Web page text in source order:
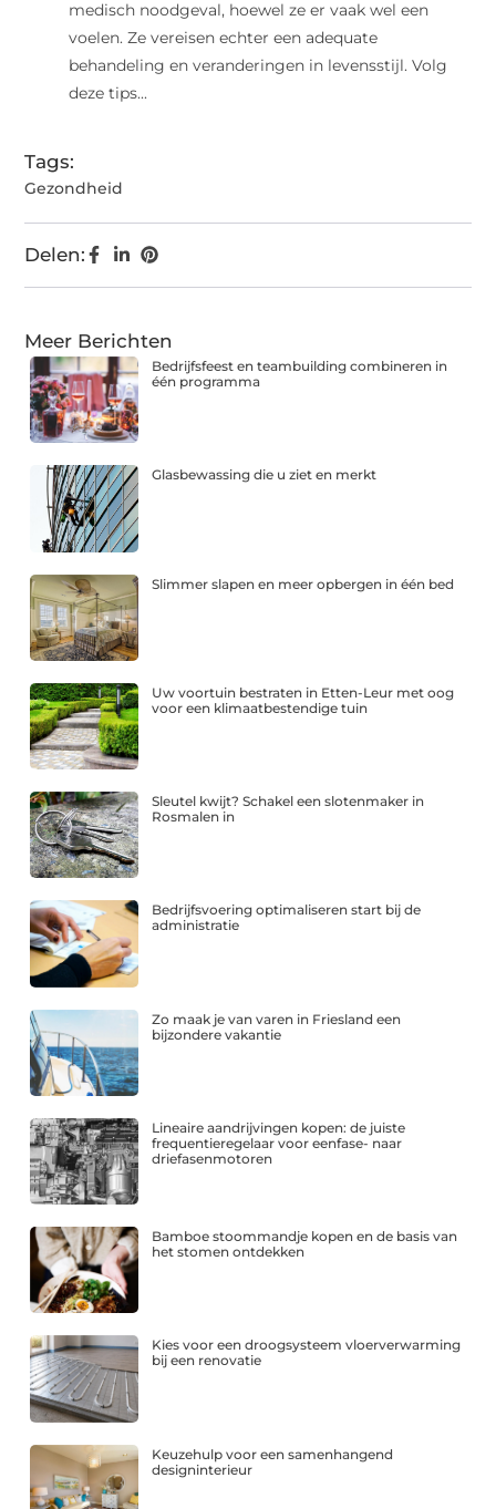
medisch noodgeval, hoewel ze er vaak wel een
voelen. Ze vereisen echter een adequate
behandeling en veranderingen in levensstijl. Volg
deze tips...
Tags:
Gezondheid
Delen:
Meer Berichten
Bedrijfsfeest en teambuilding combineren in
één programma
Glasbewassing die u ziet en merkt
Slimmer slapen en meer opbergen in één bed
Uw voortuin bestraten in Etten-Leur met oog
voor een klimaatbestendige tuin
Sleutel kwijt? Schakel een slotenmaker in
Rosmalen in
Bedrijfsvoering optimaliseren start bij de
administratie
Zo maak je van varen in Friesland een
bijzondere vakantie
Lineaire aandrijvingen kopen: de juiste
frequentieregelaar voor eenfase- naar
driefasenmotoren
Bamboe stoommandje kopen en de basis van
het stomen ontdekken
Kies voor een droogsysteem vloerverwarming
bij een renovatie
Keuzehulp voor een samenhangend
designinterieur